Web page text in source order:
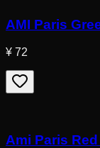
AMI Paris
¥ 72
Ami Paris